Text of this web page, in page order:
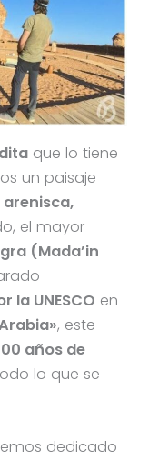
que lo tiene
un paisaje
el mayor
(Mada’in
la UNESCO en
, este
años de
lo que se
dedicado